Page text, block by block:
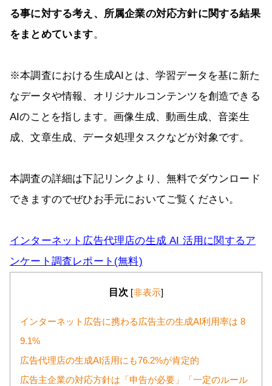
る事に対する考え、所属企業の対応方針に関する結果
をまとめています。
※本調査における生成AIとは、学習データを基に新た
なデータや情報、オリジナルコンテンツを創造できる
AIのことを指します。画像生成、動画生成、音楽生
成、文章生成、データ処理タスクなどが対象です。
本調査の詳細は下記リンクより、無料でダウンロード
できますのでぜひお手元においてご覧ください。
インターネット広告代理店の生成 AI 活用に関するア
ンケート調査レポート(無料)
目次 [非表示]
インターネット広告に携わる広告主の生成AI利用率は 8
9.1%
広告代理店の生成AI活用にも76.2%が肯定的
広告主企業の対応方針は「申告が必要」「一定のルール